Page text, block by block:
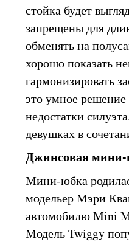
стойка будет
запрещены для
обменять на
хорошо показать
гармонизировать
это умное
недостатки
девушках в
Джинсовая
Мини-юбка
модельер Мэри
автомобилю Mini
Модель Twiggy